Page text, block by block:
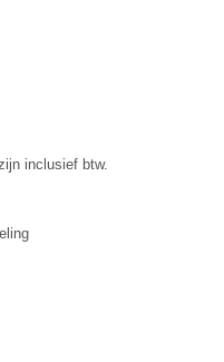
inclusief btw.